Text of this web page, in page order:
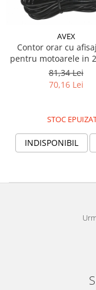
Piese Herriau
Piese Ferri
Piese Dangreville
Piese Astra
Piese ABG
AVEX
Contor orar cu
pentru motoarele in
pe benzina, ATV,
Utilaje agricole
81,34 Lei
70,16 Lei
STOC
INDISPONIBIL